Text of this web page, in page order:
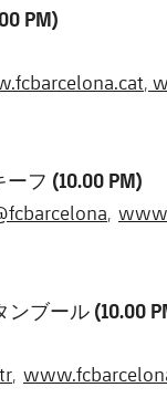
PM)
,
フ (10.00 PM)
,
ンブール (10.00
,